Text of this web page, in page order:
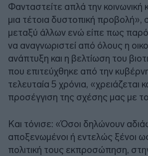
Φανταστείτε απλά την
μια τέτοια δυστοπική
μεταξύ άλλων ενώ είπε πως
να αναγνωριστεί από όλους η
ανάπτυξη και η βελτίωση του
που επιτεύχθηκε από την
τελευταία 5 χρόνια, «χρειάζεται
προσέγγιση της σχέσης μας με
Και τόνισε: «Όσοι δηλώνουν
αποξενωμένοι ή εντελώς ξένοι
πολιτική τους εκπροσώπηση,